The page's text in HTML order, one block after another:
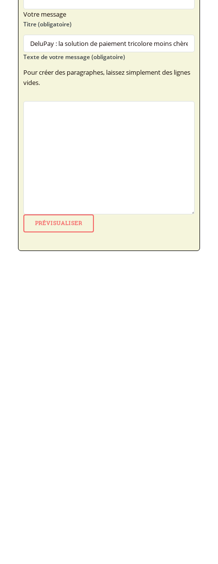
Votre message
Titre (obligatoire)
Texte de votre message (obligatoire)
Pour créer des paragraphes, laissez simplement des lignes
vides.